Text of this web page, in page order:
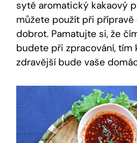
sytě ⁤aromatický kakaový
můžete použít​ při přípravě
dobrot.⁤ Pamatujte si, že
budete ⁣při zpracování, tím
zdravější bude vaše